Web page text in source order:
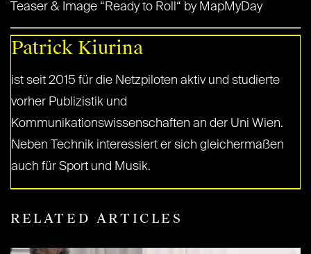
Teaser & Image “Ready to Roll“ by MapMyDay
Patrick Kiurina
ist seit 2015 für die Netzpiloten aktiv und studierte
vorher Publizistik und
Kommunikationswissenschaften an der Uni Wien.
Neben Technik interessiert er sich gleichermaßen
auch für Sport und Musik.
RELATED ARTICLES